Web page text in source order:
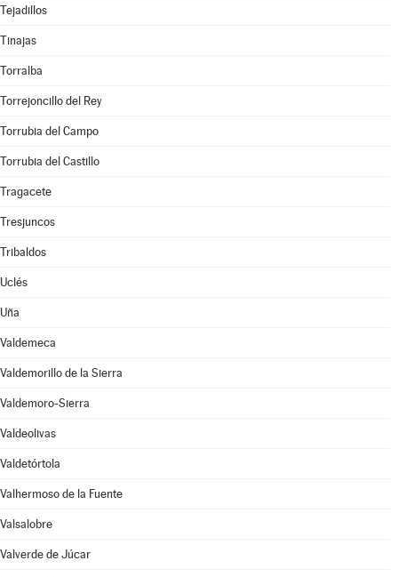
Tejadillos
Tinajas
Torralba
Torrejoncillo del Rey
Torrubia del Campo
Torrubia del Castillo
Tragacete
Tresjuncos
Tribaldos
Uclés
Uña
Valdemeca
Valdemorillo de la Sierra
Valdemoro-Sierra
Valdeolivas
Valdetórtola
Valhermoso de la Fuente
Valsalobre
Valverde de Júcar